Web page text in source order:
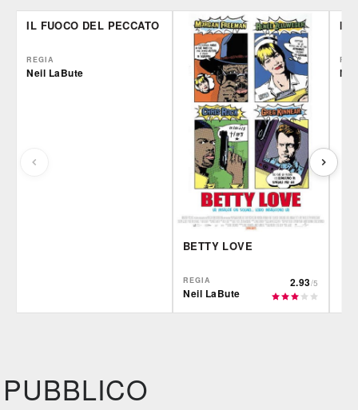
IL FUOCO DEL PECCATO
REGIA
Neil LaBute
BETTY LOVE
REGIA
Neil LaBute
2.93/5
IL
PUBBLICO